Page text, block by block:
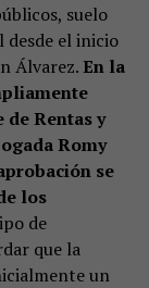
suelo
desde el inicio
Álvarez. En la
Rentas y
Romy
se
los
de
que la
un